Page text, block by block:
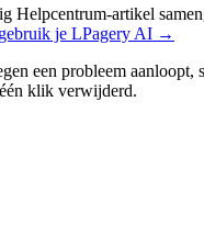
Helpcentrum-artikel
je LPagery AI →
een probleem aanloopt,
klik verwijderd.